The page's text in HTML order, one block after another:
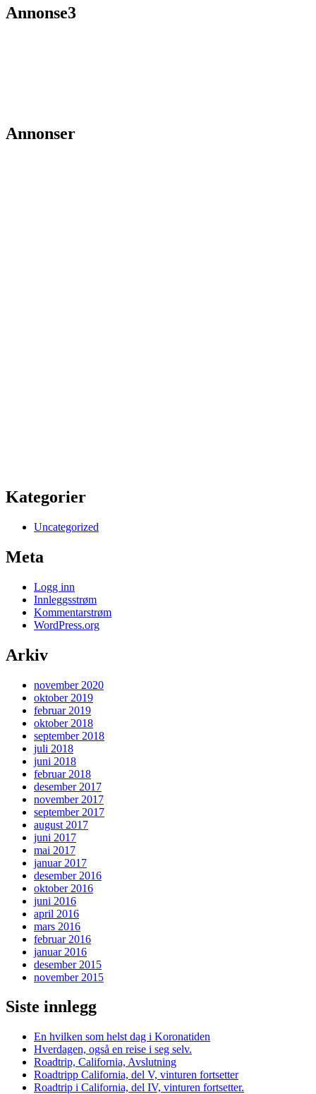
Annonse3
Annonser
Kategorier
Uncategorized
Meta
Logg inn
Innleggsstrøm
Kommentarstrøm
WordPress.org
Arkiv
november 2020
oktober 2019
februar 2019
oktober 2018
september 2018
juli 2018
juni 2018
februar 2018
desember 2017
november 2017
september 2017
august 2017
juni 2017
mai 2017
januar 2017
desember 2016
oktober 2016
juni 2016
april 2016
mars 2016
februar 2016
januar 2016
desember 2015
november 2015
Siste innlegg
En hvilken som helst dag i Koronatiden
Hverdagen, også en reise i seg selv.
Roadtrip, California, Avslutning
Roadtripp California, del V, vinturen fortsetter
Roadtrip i California, del IV, vinturen fortsetter.